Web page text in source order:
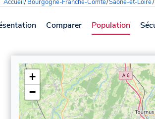
Accueil/Bourgogne-Franche-Comté/Saône-et-Loire/
Comparer Population
+
−